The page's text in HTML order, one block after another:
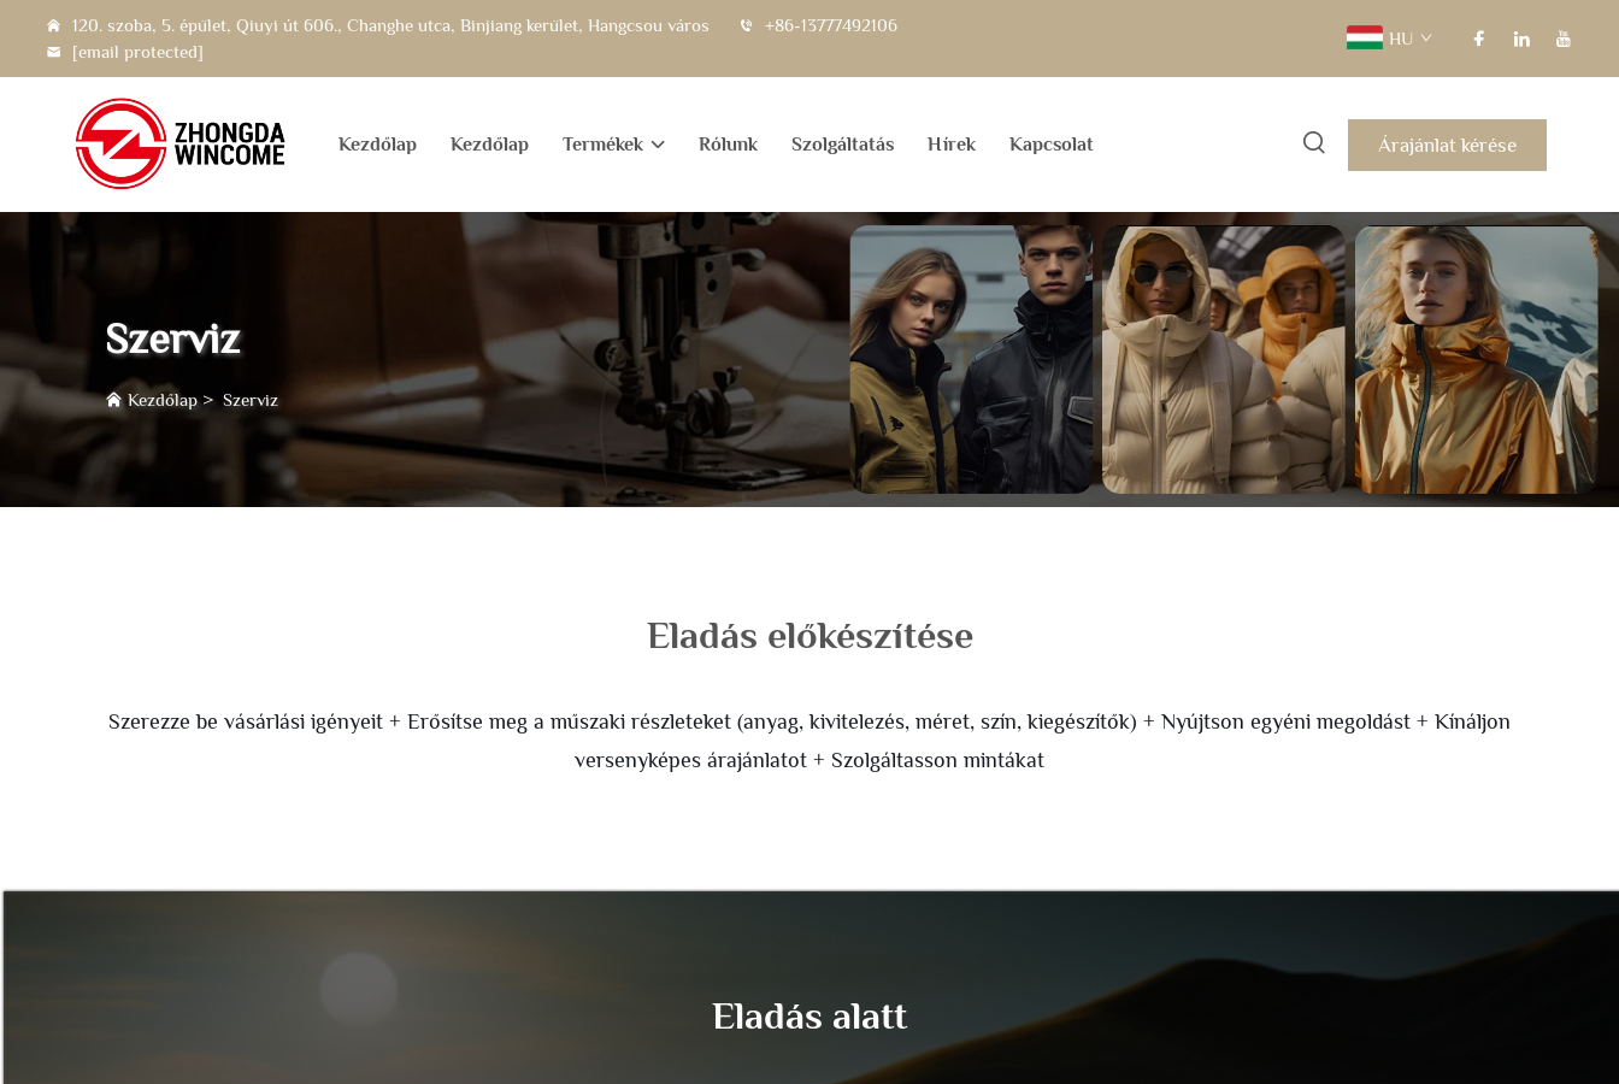
120. szoba, 5. épület, Qiuyi út 606., Changhe utca, Binjiang kerület, Hangcsou város
+86-13777492106
[email protected]
HU
Kezdőlap Kezdőlap Termékek Rólunk Szolgáltatás Hírek Kapcsolat Árajánlat kérése
Szerviz
Kezdőlap> Szerviz
Eladás előkészítése
Szerezze be vásárlási igényeit + Erősítse meg a műszaki részleteket (anyag, kivitelezés, méret, szín, kiegészítők) + Nyújtson egyéni megoldást + Kínáljon
versenyképes árajánlatot + Szolgáltasson mintákat
Eladás alatt